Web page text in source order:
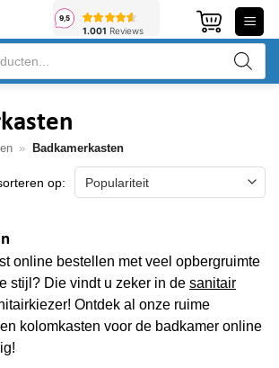
» Badkamerkasten
online bestellen met veel opbergruimte
stijl? Die vindt u zeker in de sanitair
Ontdek al onze ruime
kolomkasten voor de badkamer online